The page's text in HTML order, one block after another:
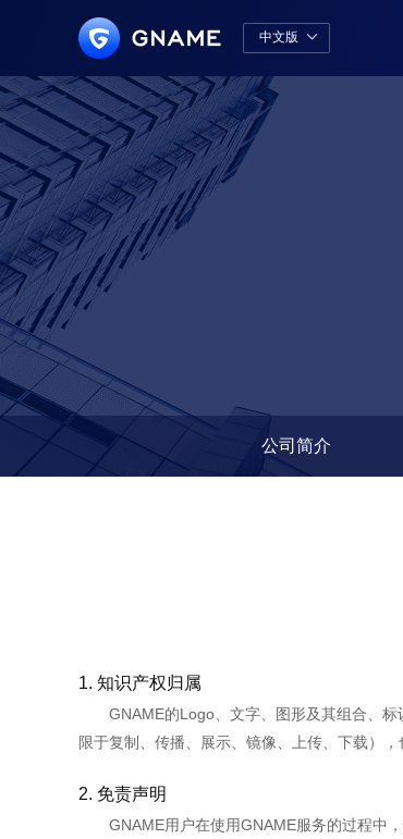
中文版 
English
公司简介
1. 知识产权归属
GNAME的Logo、文字、图形及其组合、
限于复制、传播、展示、镜像、上传、下载）
2. 免责声明
GNAME用户在使用GNAME服务的过程中